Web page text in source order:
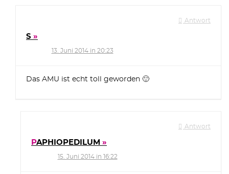
Antwort
S
13. Juni 2014 in 20:23
Das AMU ist echt toll geworden 🙂
Antwort
PAPHIOPEDILUM
15. Juni 2014 in 16:22